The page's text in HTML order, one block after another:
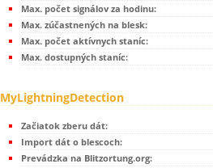
Max. počet signálov za hodinu:
Max. zúčastnených na blesk:
Max. počet aktívnych staníc:
Max. dostupných staníc:
MyLightningDetection
Začiatok zberu dát:
Import dát o blescoch:
Prevádzka na Blitzortung.org: